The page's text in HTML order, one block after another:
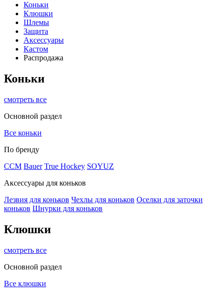
Коньки
Клюшки
Шлемы
Защита
Аксессуары
Кастом
Распродажа
Коньки
смотреть все
Основной раздел
Все коньки
По бренду
ССМ Bauer True Hockey SOYUZ
Аксессуары для коньков
Лезвия для коньков Чехлы для коньков Оселки для заточки
коньков Шнурки для коньков
Клюшки
смотреть все
Основной раздел
Все клюшки